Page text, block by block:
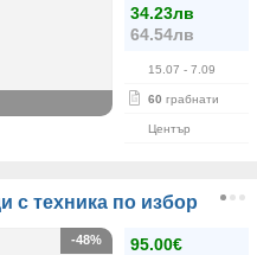
34.23лв
64.54лв
15.07 - 7.09
60 грабнати
Център
с техника по избор
95.00€
-48%